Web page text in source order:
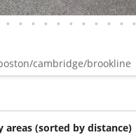
• • • • • • • • • • •
cambridge/brookline
areas (sorted by distance)